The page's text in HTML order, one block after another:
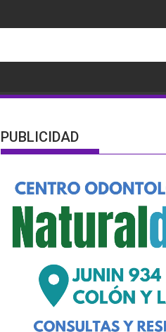
PUBLICIDAD